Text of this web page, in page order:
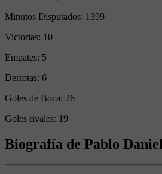
Minutos Disputados: 1399
Victorias: 10
Empates: 5
Derrotas: 6
Goles de Boca: 26
Goles rivales: 19
Biografía de Pablo